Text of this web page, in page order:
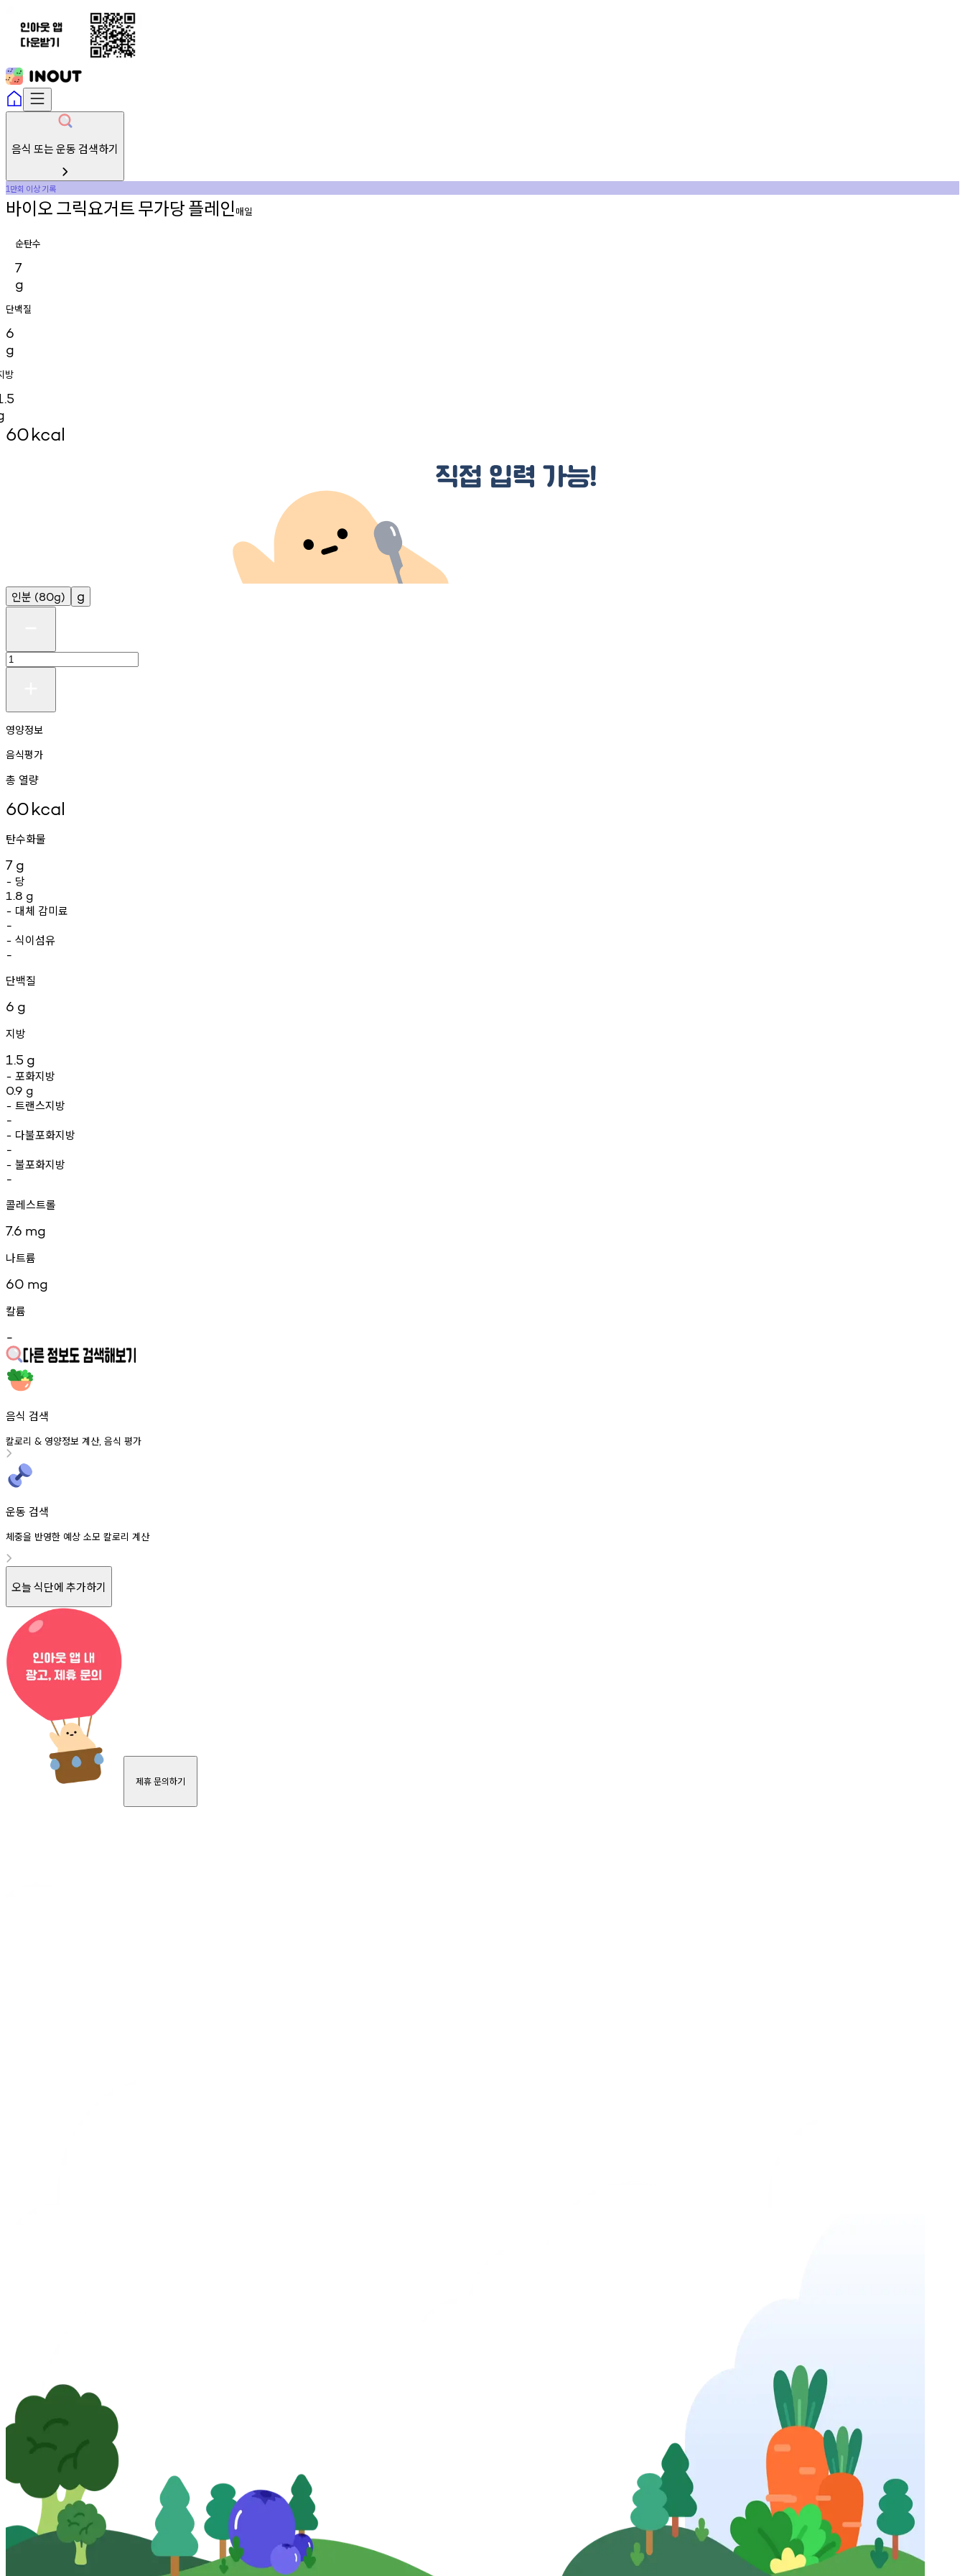
음식 또는 운동 검색하기
1만회 이상기록
바이오그릭요거트무가당플레인 매일
순탄수
7
g
단백질
6
g
방
60kcal
인분 (80g) g
영양정보
음식평가
총 열량
60kcal
탄수화물
7 g
- 당
1.8 g
- 대체 감미료
-
- 식이섬유
-
단백질
6 g
지방
1.5 g
- 포화지방
0.9 g
- 트랜스지방
-
- 다불포화지방
-
- 불포화지방
-
콜레스트롤
7.6 mg
나트륨
60 mg
칼륨
-
음식 검색
칼로리 & 영양정보 계산, 음식 평가
운동 검색
체중을 반영한 예상 소모 칼로리 계산
오늘 식단에 추가하기
제휴 문의하기